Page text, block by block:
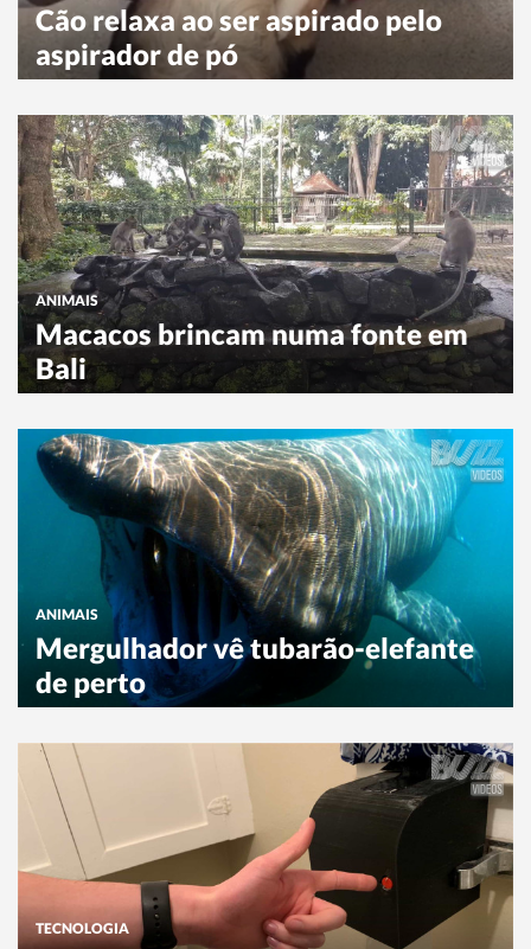
Cão relaxa ao ser aspirado pelo
aspirador de pó
ANIMAIS
Macacos brincam numa fonte em
Bali
ANIMAIS
Mergulhador vê tubarão-elefante
de perto
TECNOLOGIA